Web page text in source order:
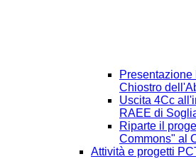
Chiostro
Uscita 4Cc
RAEE di
Riparte il
Commons" al
Attività e progetti